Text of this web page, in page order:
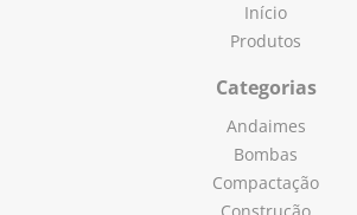
Início
Produtos
Categorias
Andaimes
Bombas
Compactação